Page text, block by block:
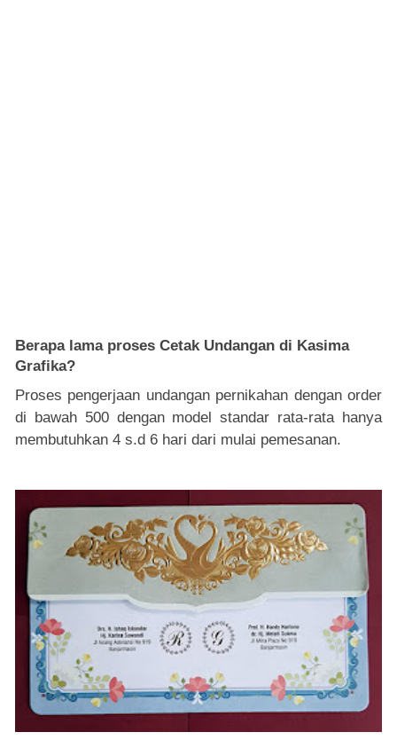
Berapa lama proses Cetak Undangan di Kasima
Grafika?
Proses pengerjaan undangan pernikahan dengan order
di bawah 500 dengan model standar rata-rata hanya
membutuhkan 4 s.d 6 hari dari mulai pemesanan.